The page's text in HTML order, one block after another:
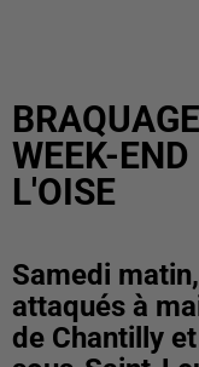
WEEK-
L'OISE
Samedi
attaqués à
de Chantilly